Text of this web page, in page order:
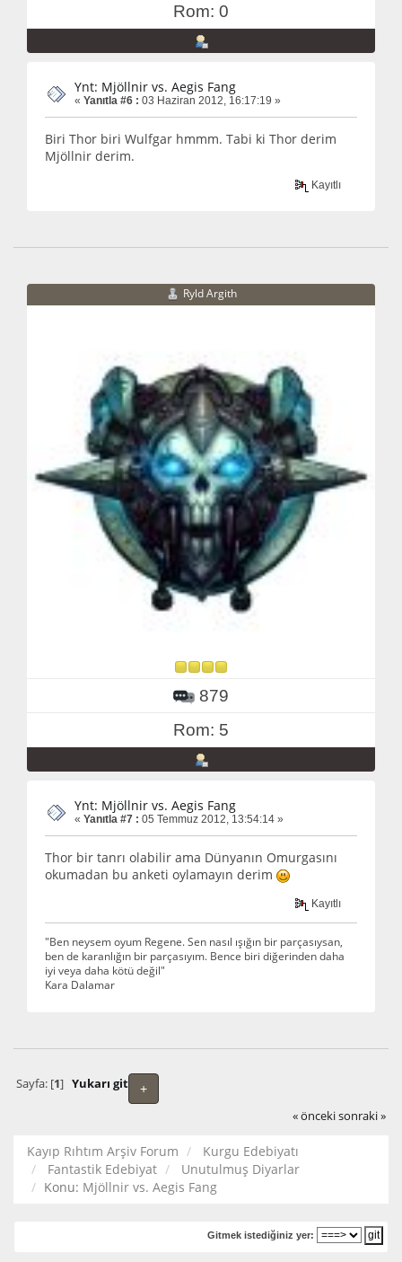
Rom: 0
Ynt: Mjöllnir vs. Aegis Fang
« Yanıtla #6 : 03 Haziran 2012, 16:17:19 »
Biri Thor biri Wulfgar hmmm. Tabi ki Thor derim
Mjöllnir derim.
Kayıtlı
Ryld Argith
879
Rom: 5
Ynt: Mjöllnir vs. Aegis Fang
« Yanıtla #7 : 05 Temmuz 2012, 13:54:14 »
Thor bir tanrı olabilir ama Dünyanın Omurgasını
okumadan bu anketi oylamayın derim
Kayıtlı
"Ben neysem oyum Regene. Sen nasıl ışığın bir parçasıysan,
ben de karanlığın bir parçasıyım. Bence biri diğerinden daha
iyi veya daha kötü değil"
Kara Dalamar
+
Sayfa: [1] Yukarı git
« önceki sonraki »
Kayıp Rıhtım Arşiv Forum
Kurgu Edebiyatı
Fantastik Edebiyat
Unutulmuş Diyarlar
Konu: Mjöllnir vs. Aegis Fang
Gitmek istediğiniz yer: